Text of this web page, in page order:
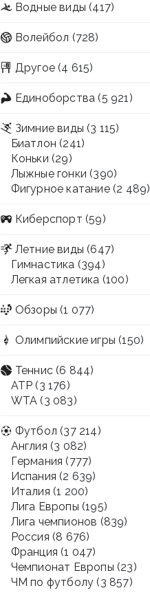
Водные виды (417)
Волейбол (728)
Другое (4 615)
Единоборства (5 921)
Зимние виды (3 115)
Биатлон (241)
Коньки (29)
Лыжные гонки (390)
Фигурное катание(2 489)
Киберспорт (59)
Летние виды (647)
Гимнастика (394)
Легкая атлетика (100)
Обзоры (1 077)
Олимпийские игры (150)
Теннис (6 844)
ATP (3 176)
WTA (3 083)
Футбол (37 214)
Англия (3 082)
Германия (777)
Испания (2 639)
Италия (1 200)
Лига Европы (195)
Лига чемпионов (839)
Россия (8 676)
Франция (1 047)
Чемпионат Европы (23)
ЧМ по футболу (3 857)